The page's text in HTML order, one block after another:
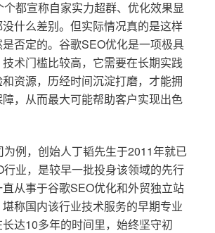
都宣称自家实力超群、优化效果显
什么差别。但实际情况真的是这样
否定的。谷歌SEO优化是一项极具
术门槛比较高，它需要在长期实践
资源，历经时间沉淀打磨，才能拥
，从而最大可能帮助客户实现出色
为例，创始人丁韬先生于2011年就已
业，是较早一批投身该领域的先行
从事于谷歌SEO优化和外贸独立站
称国内该行业技术服务的早期专业
达10多年的时间里，始终坚守初